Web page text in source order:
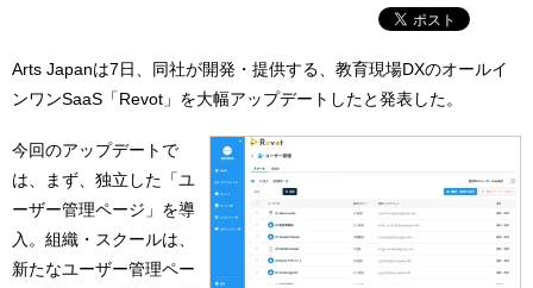
Arts Japanは7日、同社が開発・提供する、教育現場DXのオールイ
ンワンSaaS「Revot」を大幅アップデートしたと発表した。
今回のアップデートで
は、まず、独立した「ユ
ーザー管理ページ」を導
入。組織・スクールは、
新たなユーザー管理ペー